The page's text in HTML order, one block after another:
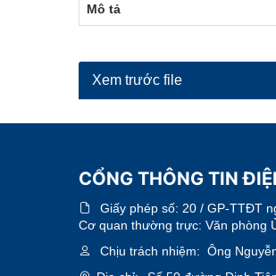
Mô tả
Xem trước file
CỔNG THÔNG TIN
Giấy phép số: 20 / GP-TTĐT
Cơ quan thường trực: Văn phòng
Chịu trách nhiệm: Ông